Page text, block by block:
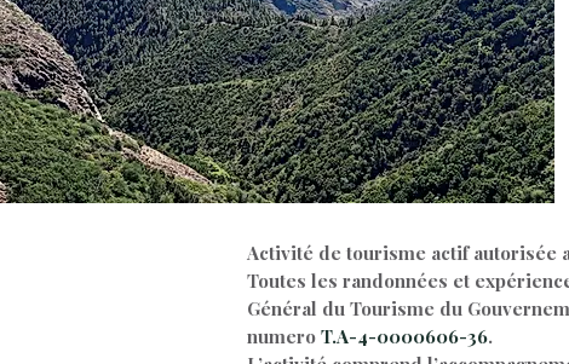
Activité de tourisme actif autorisée
Toutes les randonnées et
Général du Tourisme du
numero T.A-4-0000606-36.